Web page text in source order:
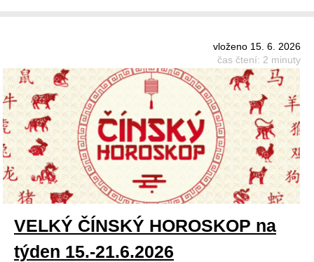
vloženo 15. 6. 2026
čas čtení: 2 minuty
VELKÝ ČÍNSKÝ HOROSKOP na
týden 15.-21.6.2026